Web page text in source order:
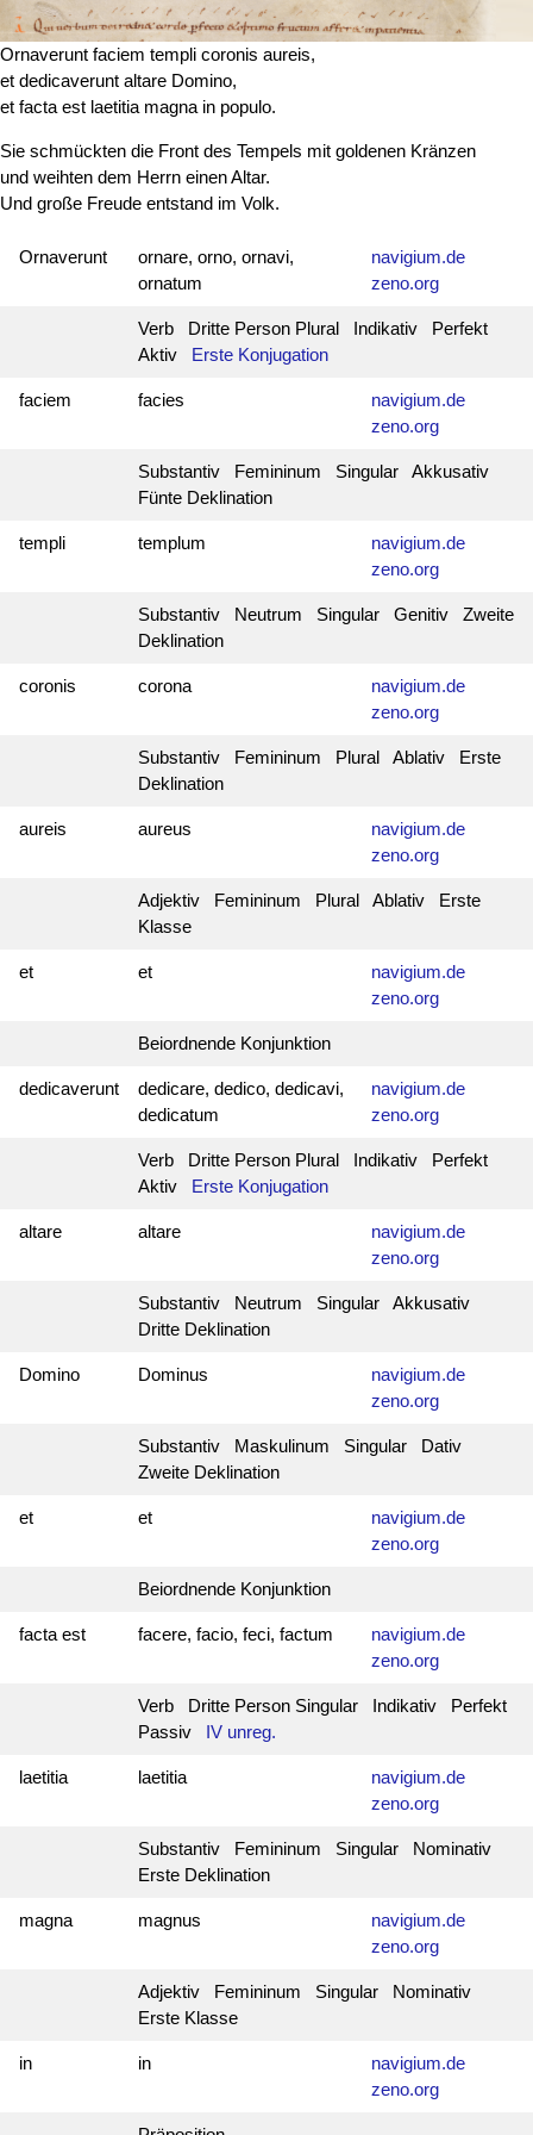
Ornaverunt faciem templi coronis aureis,
et dedicaverunt altare Domino,
et facta est laetitia magna in populo.
Sie schmückten die Front des Tempels mit goldenen Kränzen
und weihten dem Herrn einen Altar.
Und große Freude entstand im Volk.
Ornaverunt
ornare, orno, ornavi,
ornatum
navigium.de
zeno.org
Verb Dritte Person Plural Indikativ Perfekt
Aktiv Erste Konjugation
faciem facies
navigium.de
zeno.org
Substantiv Femininum Singular Akkusativ
Fünte Deklination
templi templum
navigium.de
zeno.org
Substantiv Neutrum Singular Genitiv Zweite
Deklination
coronis corona
navigium.de
zeno.org
Substantiv Femininum Plural Ablativ Erste
Deklination
aureis aureus
navigium.de
zeno.org
Adjektiv Femininum Plural Ablativ Erste
Klasse
et et
navigium.de
zeno.org
Beiordnende Konjunktion
dedicaverunt
dedicare, dedico, dedicavi,
dedicatum
navigium.de
zeno.org
Verb Dritte Person Plural Indikativ Perfekt
Aktiv Erste Konjugation
altare altare
navigium.de
zeno.org
Substantiv Neutrum Singular Akkusativ
Dritte Deklination
Domino Dominus
navigium.de
zeno.org
Substantiv Maskulinum Singular Dativ
Zweite Deklination
et et
navigium.de
zeno.org
Beiordnende Konjunktion
facta est facere, facio, feci, factum
navigium.de
zeno.org
Verb Dritte Person Singular Indikativ Perfekt
Passiv IV unreg.
laetitia laetitia
navigium.de
zeno.org
Substantiv Femininum Singular Nominativ
Erste Deklination
magna magnus
navigium.de
zeno.org
Adjektiv Femininum Singular Nominativ
Erste Klasse
in in
navigium.de
zeno.org